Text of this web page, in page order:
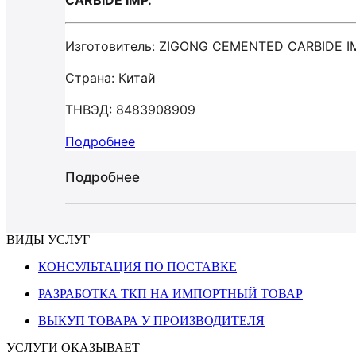
Изготовитель: ZIGONG CEMENTED CARBIDE
Страна: Китай
ТНВЭД: 8483908909
Подробнее
Подробнее
ВИДЫ УСЛУГ
КОНСУЛЬТАЦИЯ ПО ПОСТАВКЕ
РАЗРАБОТКА ТКП НА ИМПОРТНЫЙ ТОВАР
ВЫКУП ТОВАРА У ПРОИЗВОДИТЕЛЯ
УСЛУГИ ОКАЗЫВАЕТ